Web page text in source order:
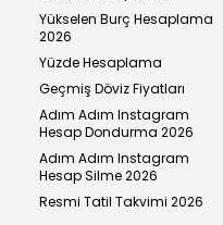
Yükselen Burç Hesaplama
2026
Yüzde Hesaplama
Geçmiş Döviz Fiyatları
Adım Adım Instagram
Hesap Dondurma 2026
Adım Adım Instagram
Hesap Silme 2026
Resmi Tatil Takvimi 2026